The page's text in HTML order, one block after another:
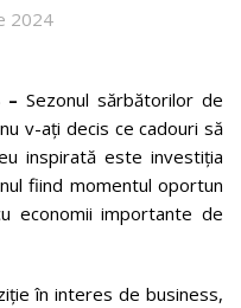
2024
– Sezonul sărbătorilor de
v-ați decis ce cadouri să
inspirată este investiția
fiind momentul oportun
economii importante de
în interes de business,